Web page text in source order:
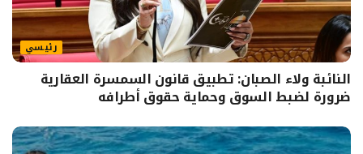
رئيسي
النائبة ولاء الصبان: تطبيق قانون السمسرة العقارية
ضرورة لضبط السوق وحماية حقوق أطرافه